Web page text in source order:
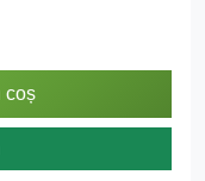
coș